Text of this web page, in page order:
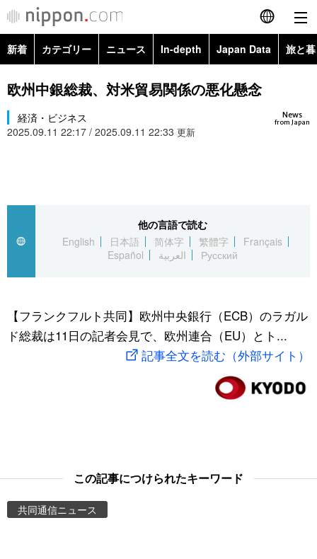
English
简体字
カテゴリー
文化
動画/Live
Images
新着 カテゴリー ニュース In-depth Japan Data 旅と
政治・外交
経済・ビジネス
スポーツ・東京2020
Images
欧州中銀総裁、対米貿易関係の悪化懸念
News
from Japan
経済・ビジネス
2025.09.11 22:17 / 2025.09.11 22:33 更新
他の言語で読む
English
日本語 简体字 繁體字
Français
Español
العربية Русский
【フランクフルト共同】欧州中央銀行（ECB）のラガル
ド総裁は11日の記者会見で、欧州連合（EU）とト...
記事全文を読む（外部サイト）
この記事につけられたキーワード
共同通信ニュース